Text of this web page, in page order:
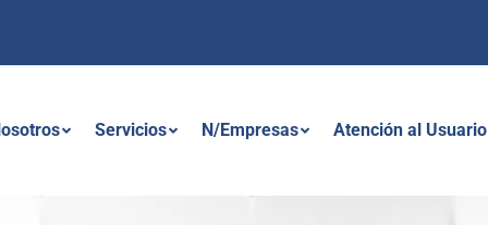
Servicios N/Empresas Atención al Usuario